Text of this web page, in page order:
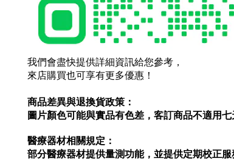
我們會盡快提供詳細資訊給您參考，
來店購買也可享有更多優惠！
商品差異與退換貨政策：
圖片顏色可能與實品有色差，客訂商品不適用
醫療器材相關規定：
部分醫療器材提供量測功能，並提供定期校正